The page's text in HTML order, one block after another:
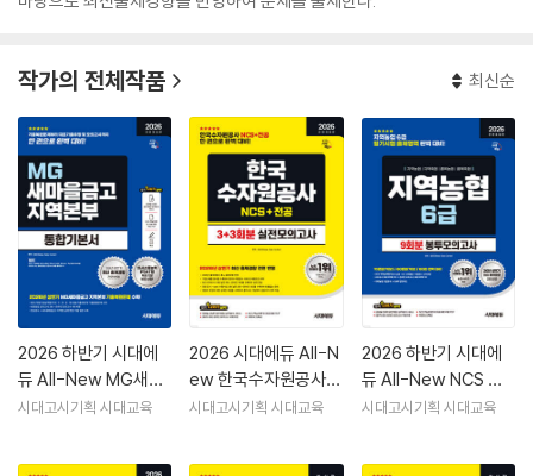
작가의 전체작품 최신순
2026 하반기 시대에
듀 All-New MG새마
을금고 지역본부 필기
시대고시기획 시대교육
2026 시대에듀 All-N
ew 한국수자원공사 N
CS&전공 실전모의고
시대고시기획 시대교육
2026 하반기 시대에
듀 All-New NCS 지
역농협 6급 필기시험
시대고시기획 시대교육